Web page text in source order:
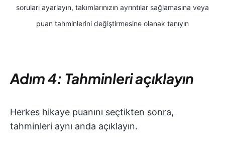
soruları ayarlayın, takımlarınızın ayrıntılar sağlamasına veya
puan tahminlerini değiştirmesine olanak tanıyın
Adım 4: Tahminleri açıklayın
Herkes hikaye puanını seçtikten sonra,
tahminleri aynı anda açıklayın.